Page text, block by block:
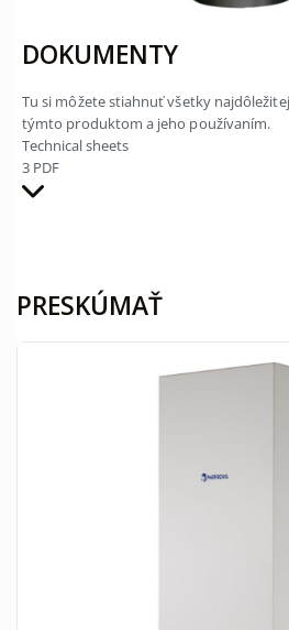
DOKUMENTY
Tu si môžete stiahnuť všetky
týmto produktom a jeho používaním.
Technical sheets
3 PDF
PRESKÚMAŤ